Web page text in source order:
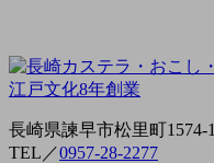
長崎県諫早市松里町1574-1
TEL／0957-28-2277